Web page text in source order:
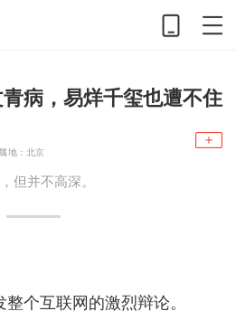
青病，易烊千玺也遭不住
地：北京
但并不高深。
个互联网的激烈辩论。